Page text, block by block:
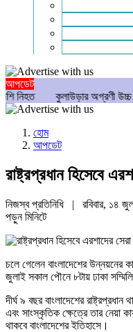
আপডেট
অগ্রণী উচ্চ বিদ্যালয়ে জুলাই
হোম
আপডেট
রাষ্ট্রপ্রধান হিসেবে
নিজস্ব প্রতিনিধি | রবিবার, ১৪
পড়ুনমিনিটে
চলে গেলেন বাংলাদেশের
জুলাই সকাল পৌনে ৮টায় ঢাকা
দীর্ঘ ৯ বছর বাংলাদেশের
এবং সাংস্কৃতিক ক্ষেত্রে তার নেয়া
থাকবে বাংলাদেশের ইতিহাসে।